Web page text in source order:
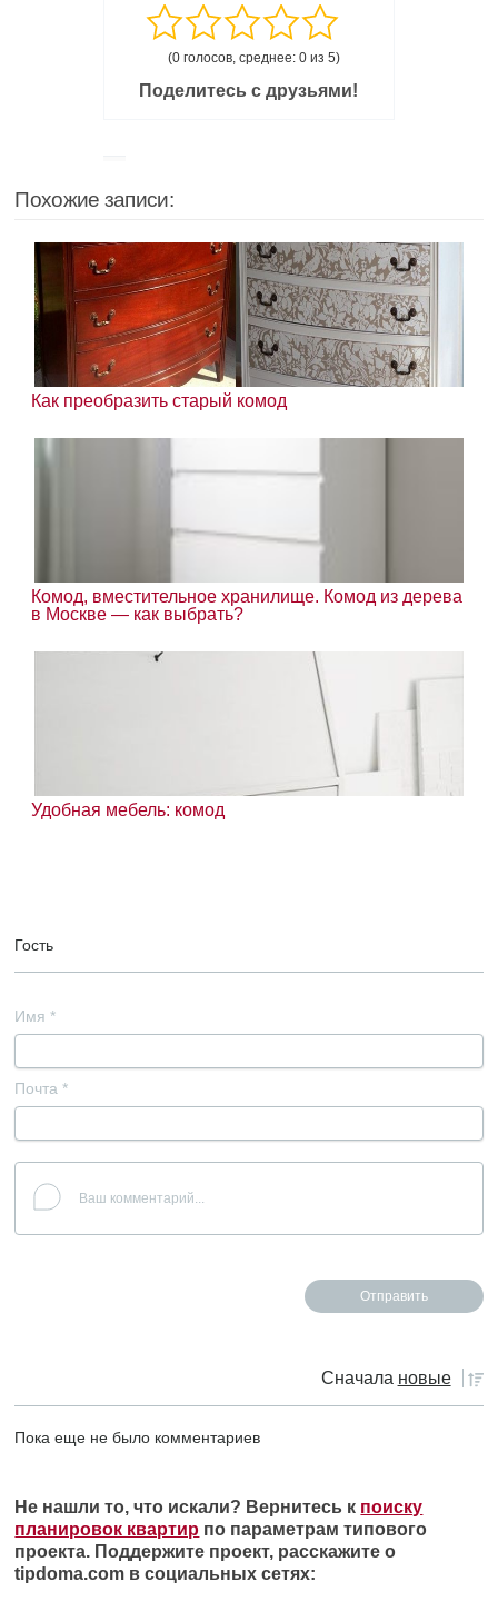
(0 голосов, среднее: 0 из 5)
Поделитесь с друзьями!
Похожие записи:
Как преобразить старый комод
Комод, вместительное хранилище. Комод из дерева
в Москве — как выбрать?
Удобная мебель: комод
Гость
Имя *
Почта *
Сначала новые
Пока еще не было комментариев
Не нашли то, что искали? Вернитесь к поиску
планировок квартир по параметрам типового
проекта. Поддержите проект, расскажите о
tipdoma.com в социальных сетях: